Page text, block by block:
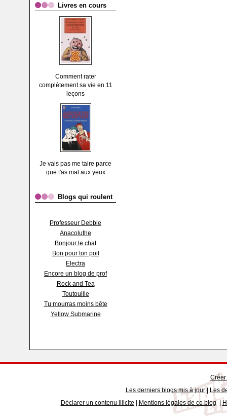
Livres en cours
Comment rater
complètement sa vie en 11
leçons
Je vais pas me taire parce
que t'as mal aux yeux
Blogs qui roulent
Professeur Debbie
Anacoluthe
Bonjour le chat
Bon pour ton poil
Electra
Encore un blog de prof
Rock and Tea
Toutouille
Tu mourras moins bête
Yellow Submarine
Les derniers blogs mis à jour| Les
Déclarer un contenu illicite
Mentions légales de ce blog|